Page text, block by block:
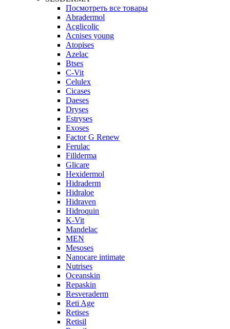
Посмотреть все товары
Abradermol
Acglicolic
Acnises young
Atopises
Azelac
Btses
C-Vit
Celulex
Cicases
Daeses
Dryses
Estryses
Exoses
Factor G Renew
Ferulac
Fillderma
Glicare
Hexidermol
Hidraderm
Hidraloe
Hidraven
Hidroquin
K-Vit
Mandelac
MEN
Mesoses
Nanocare intimate
Nutrises
Oceanskin
Repaskin
Resveraderm
Reti Age
Retises
Retisil